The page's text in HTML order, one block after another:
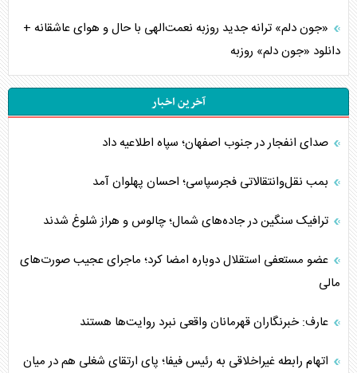
«جون دلم» ترانه جدید روزبه نعمت‌الهی با حال و هوای عاشقانه +
دانلود «جون دلم» روزبه
آخرین اخبار
صدای انفجار در جنوب اصفهان؛ سپاه اطلاعیه داد
بمب نقل‌وانتقالاتی فجرسپاسی؛ احسان پهلوان آمد
ترافیک سنگین در جاده‌های شمال؛ چالوس و هراز شلوغ شدند
عضو مستعفی استقلال دوباره امضا کرد؛ ماجرای عجیب صورت‌های
مالی
عارف: خبرنگاران قهرمانان واقعی نبرد روایت‌ها هستند
اتهام رابطه غیراخلاقی به رئیس فیفا؛ پای ارتقای شغلی هم در میان